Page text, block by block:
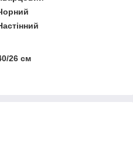
26 см